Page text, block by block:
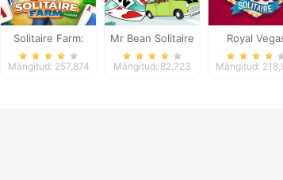
Solitaire Farm:
Seasons
Mängitud: 257,874
Mr Bean Solitaire
Adventures
Mängitud: 82,723
Royal
Solitaire
Mängitud: